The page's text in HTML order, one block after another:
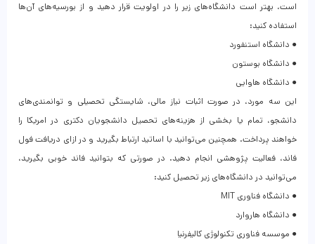
است، بهتر است دانشگاه‌های زیر را در اولویت قرار دهید و از بورسیه‌های آن‌ها
استفاده کنید:
● دانشگاه استنفورد
● دانشگاه بوستون
● دانشگاه هاوایی
این سه مورد، در صورت اثبات نیاز مالی، شایستگی تحصیلی و توانمندی‌های
دانشجو، تمام یا بخشی از هزینه‌های تحصیل دانشجویان دکتری در امریکا را
خواهند پرداخت. همچنین می‌توانید با اساتید ارتباط بگیرید و در ازای دریافت فول
فاند، فعالیت پژوهشی انجام دهید. در صورتی که بتوانید فاند خوبی بگیرید،
می‌توانید در دانشگاه‌های زیر تحصیل کنید:
● دانشگاه فناوری MIT
● دانشگاه هاروارد
● موسسه فناوری تکنولوژی کالیفرنیا